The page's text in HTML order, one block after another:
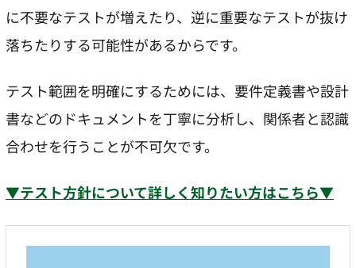
に不要なテストが増えたり、逆に重要なテストが抜け
落ちたりする可能性があるからです。
テスト範囲を明確にするためには、要件定義書や設計
書などのドキュメントを丁寧に分析し、関係者と認識
合わせを行うことが不可欠です。
▼テスト方針について詳しく知りたい方はこちら▼